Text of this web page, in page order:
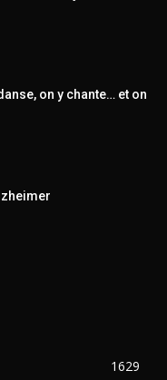
on y chante… et on
1629